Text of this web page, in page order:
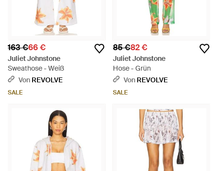
163 €66 €
Juliet Johnstone
Sweathose - Weiß
Von REVOLVE
SALE
85 €82 €
Juliet Johnstone
Hose - Grün
Von REVOLVE
SALE